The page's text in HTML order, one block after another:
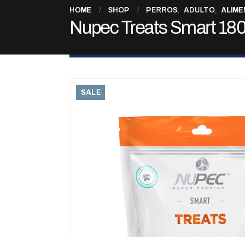
HOME SHOP PERROS, ADULTO,
Nupec Treats Smart
SALE